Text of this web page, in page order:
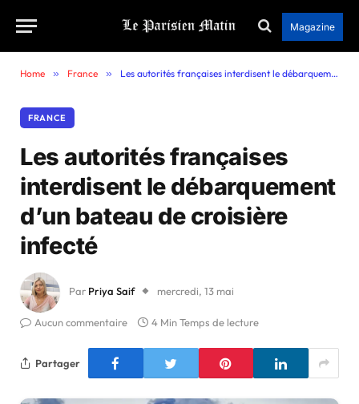
Magazine
Home » France » Les autorités françaises interdisent le débarquement d’un bateau de croisière infecté
FRANCE
Les autorités françaises
interdisent le débarquement
d’un bateau de croisière
infecté
Par Priya Saif mercredi, 13 mai
Aucun commentaire 4 Min Temps de lecture
Partager